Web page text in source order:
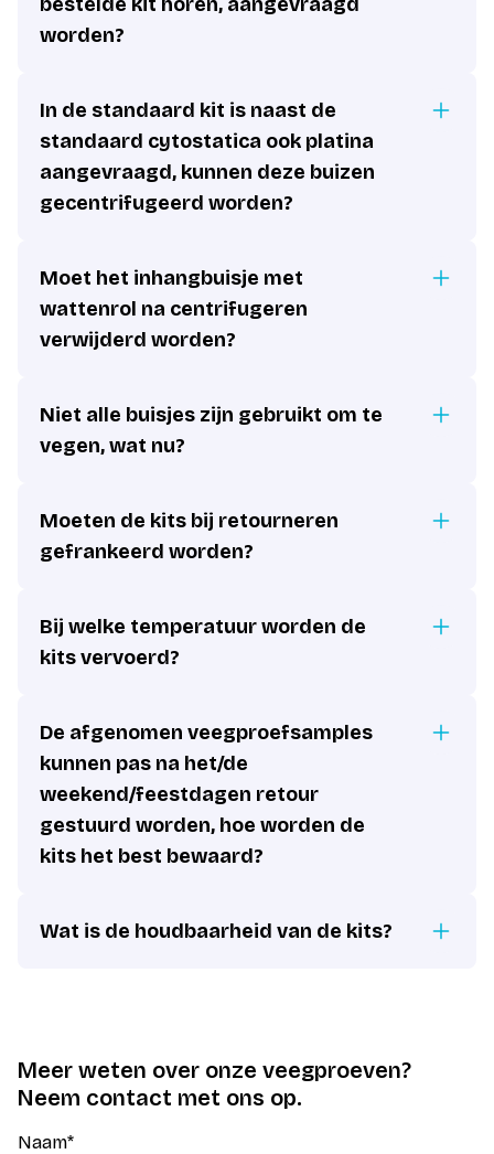
worden?
In de standaard kit is naast de
standaard cytostatica ook platina
aangevraagd, kunnen deze buizen
gecentrifugeerd worden?
Moet het inhangbuisje met
wattenrol na centrifugeren
verwijderd worden?
Niet alle buisjes zijn gebruikt om te
vegen, wat nu?
Moeten de kits bij retourneren
gefrankeerd worden?
Bij welke temperatuur worden de
kits vervoerd?
De afgenomen veegproefsamples
kunnen pas na het/de
weekend/feestdagen retour
gestuurd worden, hoe worden de
kits het best bewaard?
Wat is de houdbaarheid van de kits?
Meer weten over onze veegproeven?
Neem contact met ons op.
Naam*